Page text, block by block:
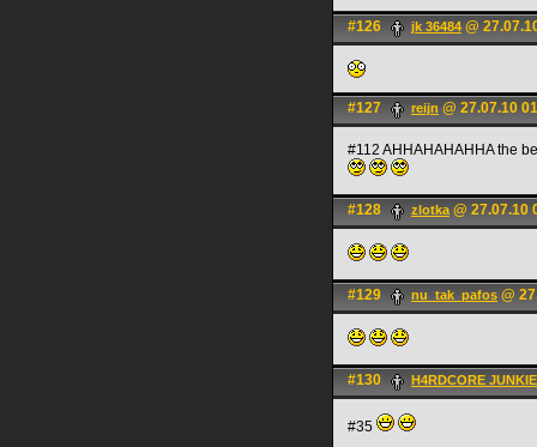
#126 jk 36484 @
#127 reijn @ 27.07.10
#112 AHHAHAHAHHA the
#128 zlotka@ 27.07.10
#129 nu_tak_pafos @
#130 H4RDCORE JUNKIE
#35